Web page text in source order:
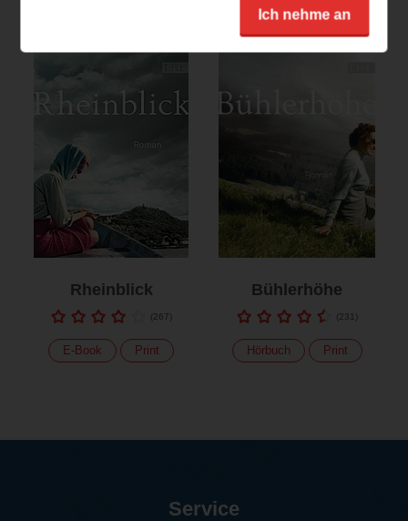
Rheinblick
(267)
E-Book Print
Bühlerhöhe
(231 )
Hörbuch Print
Ich nehme an
Service